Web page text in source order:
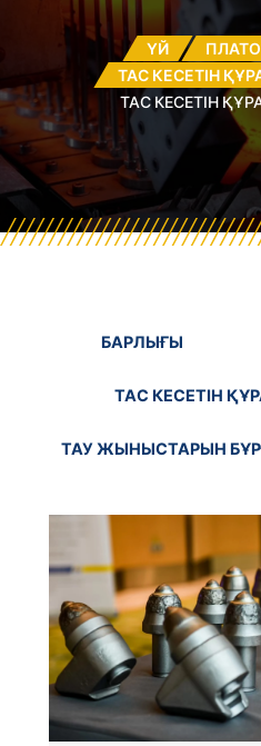
ҮЙ
ТАС КЕСЕТІН
ТАС КЕСЕТІН
БАРЛЫҒЫ
ТАС КЕСЕТІН
ТАУ ЖЫНЫСТАРЫН